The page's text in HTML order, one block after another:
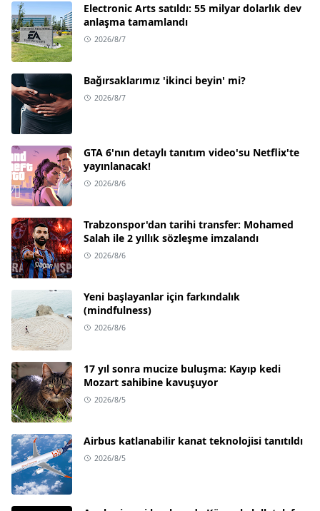
Electronic Arts satıldı: 55 milyar dolarlık dev
anlaşma tamamlandı
2026/8/7
Bağırsaklarımız 'ikinci beyin' mi?
2026/8/7
GTA 6'nın detaylı tanıtım video'su Netflix'te
yayınlanacak!
2026/8/6
Trabzonspor'dan tarihi transfer: Mohamed
Salah ile 2 yıllık sözleşme imzalandı
2026/8/6
Yeni başlayanlar için farkındalık
(mindfulness)
2026/8/6
17 yıl sonra mucize buluşma: Kayıp kedi
Mozart sahibine kavuşuyor
2026/8/5
Airbus katlanabilir kanat teknolojisi tanıtıldı
2026/8/5